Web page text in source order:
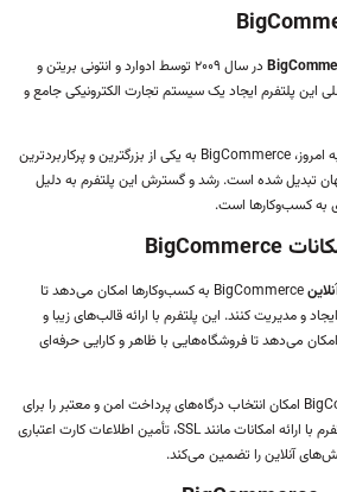
BigCommerce در سال ۲۰۰۹ توسط ادوارد و انتونی بریتن و
پلتفرم ایجاد یک سیستم تجارت الکترونیکی جامع و
از آن زمان تا به امروز، BigCommerce به یکی از بزرگترین و پرکاربردترین
تبدیل شده است. رشد و گسترش این پلتفرم به دلیل
به کسب‌وکارها است.
BigCommerce به کسب‌وکارها امکان می‌دهد تا
و مدیریت کنند. این پلتفرم با ارائه قالب‌های زیبا و
می‌دهد تا فروشگاه‌هایی با ظاهر و کارایی حرفه‌ای
BigCommerce امکان انتخاب درگاه‌های پرداخت امن و معتبر را برای
کسب‌وکارها فراهم می‌کند. این پلتفرم با ارائه امکانات مانند SSL، تأمین اطلاعات کارت اعتباری
آنلاین را تضمین می‌کند.